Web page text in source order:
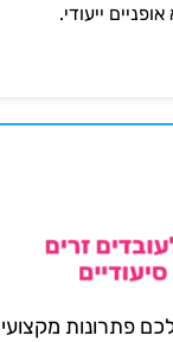
ייעודי.
פתרונות